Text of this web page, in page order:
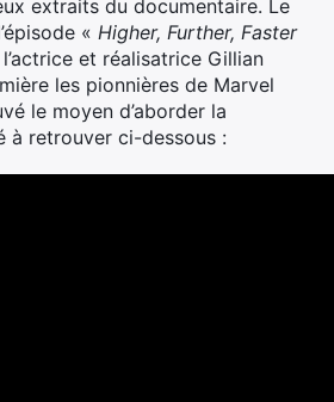
extraits du documentaire. Le
« Higher, Further, Faster
et réalisatrice Gillian
les pionnières de Marvel
le moyen d’aborder la
à retrouver ci-dessous :